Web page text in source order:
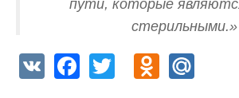
пути, которые
стерильными.»
V
F
O